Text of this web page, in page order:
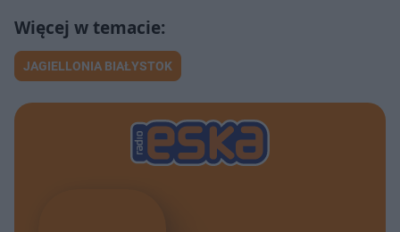
JAGIELLONIA BIAŁYSTOK